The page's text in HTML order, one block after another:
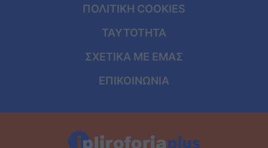
ΠΟΛΙΤΙΚΗ COOKIES
ΤΑΥΤΟΤΗΤΑ
ΣΧΕΤΙΚΑ ΜΕ ΕΜΑΣ
ΕΠΙΚΟΙΝΩΝΙΑ